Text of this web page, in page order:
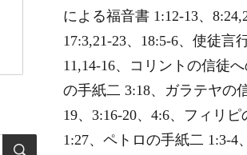
による福音書 1:12-13、
17:3,21-23、18:5-6、使徒言
11,14-16、コリントの信徒
の手紙二 3:18、ガラテヤの
19、3:16-20、4:6、フィリ
1:27、ペトロの手紙二 1:3-4